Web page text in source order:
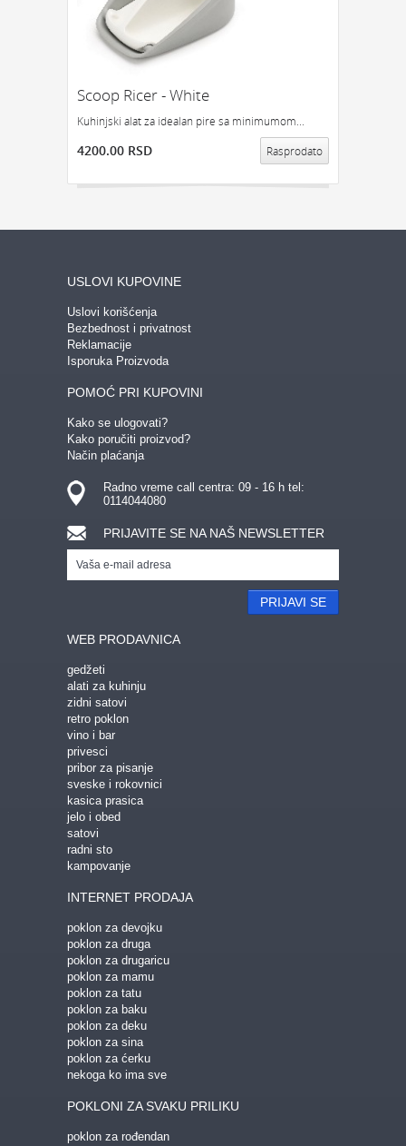
Scoop Ricer - White
Kuhinjski alat za idealan pire sa minimumom...
4200.00 RSD Rasprodato
USLOVI KUPOVINE
Uslovi korišćenja
Bezbednost i privatnost
Reklamacije
Isporuka Proizvoda
POMOĆ PRI KUPOVINI
Kako se ulogovati?
Kako poručiti proizvod?
Način plaćanja
Radno vreme call centra: 09 - 16 h tel:
0114044080
PRIJAVITE SE NA NAŠ NEWSLETTER
PRIJAVI SE
WEB PRODAVNICA
gedžeti
alati za kuhinju
zidni satovi
retro poklon
vino i bar
privesci
pribor za pisanje
sveske i rokovnici
kasica prasica
jelo i obed
satovi
radni sto
kampovanje
INTERNET PRODAJA
poklon za devojku
poklon za druga
poklon za drugaricu
poklon za mamu
poklon za tatu
poklon za baku
poklon za deku
poklon za sina
poklon za ćerku
nekoga ko ima sve
POKLONI ZA SVAKU PRILIKU
poklon za rođendan